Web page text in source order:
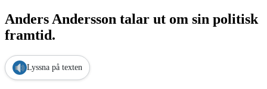
Anders Andersson talar ut om sin politisk
framtid.
Lyssna på texten